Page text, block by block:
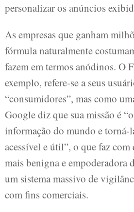
personalizar os anúncios
As empresas que ganham
fórmula naturalmente
fazem em termos anódinos. O
exemplo, refere-se a seus
“consumidores”, mas como
Google diz que sua missão é
informação do mundo e torná-
acessível e útil”, o que faz
mais benigna e empoderadora
um sistema massivo de
com fins comerciais.